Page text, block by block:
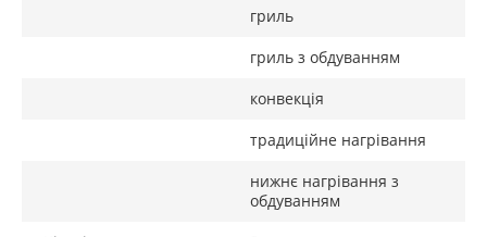
гриль
гриль з обдуванням
конвекція
традиційне нагрівання
нижнє нагрівання з
обдуванням